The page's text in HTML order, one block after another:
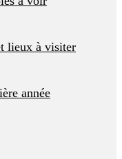
lieux à visiter
année